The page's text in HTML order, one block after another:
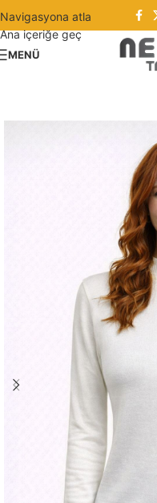
Navigasyona atla
Ana içeriğe geç
MENÜ